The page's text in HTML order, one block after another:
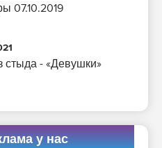
07.10.2019
стыда - «Девушки»
у нас